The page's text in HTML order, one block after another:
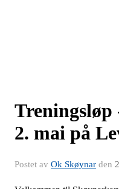
2. mai på
Postet av Ok Skøynar den